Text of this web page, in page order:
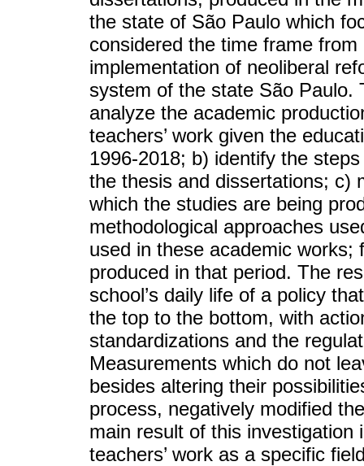
the state of São Paulo which
considered the time frame
implementation of neoliberal
system of the state São Paulo.
analyze the academic
teachers’ work given the
1996-2018; b) identify the
the thesis and dissertations; c)
which the studies are being
methodological approaches
used in these academic
produced in that period. The
school’s daily life of a policy
the top to the bottom, with
standardizations and the
Measurements which do not
besides altering their
process, negatively modified
main result of this investigation
teachers’ work as a specific